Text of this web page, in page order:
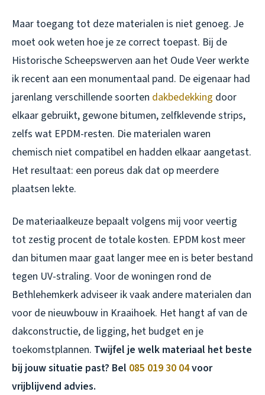
Maar toegang tot deze materialen is niet genoeg. Je
moet ook weten hoe je ze correct toepast. Bij de
Historische Scheepswerven aan het Oude Veer werkte
ik recent aan een monumentaal pand. De eigenaar had
jarenlang verschillende soorten dakbedekking door
elkaar gebruikt, gewone bitumen, zelfklevende strips,
zelfs wat EPDM-resten. Die materialen waren
chemisch niet compatibel en hadden elkaar aangetast.
Het resultaat: een poreus dak dat op meerdere
plaatsen lekte.
De materiaalkeuze bepaalt volgens mij voor veertig
tot zestig procent de totale kosten. EPDM kost meer
dan bitumen maar gaat langer mee en is beter bestand
tegen UV-straling. Voor de woningen rond de
Bethlehemkerk adviseer ik vaak andere materialen dan
voor de nieuwbouw in Kraaihoek. Het hangt af van de
dakconstructie, de ligging, het budget en je
toekomstplannen. Twijfel je welk materiaal het beste
bij jouw situatie past? Bel 085 019 30 04voor
vrijblijvend advies.